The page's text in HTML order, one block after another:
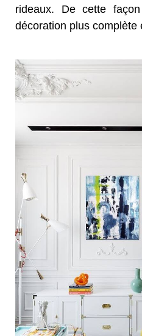
rideaux. De cette
décoration plus complète